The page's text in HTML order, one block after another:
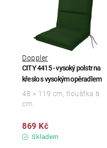
CITY 4415 - vysoký polstr na
křeslo s vysokým opěradlem
Doppler
Skladem
869 Kč
48 × 119 cm, tloušťka 6
cm